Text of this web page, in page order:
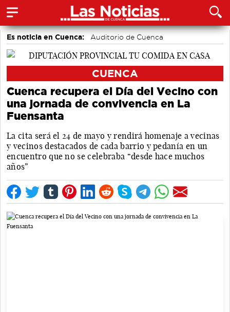
Es noticia en Cuenca: Auditorio de Cuenca
CUENCA
Cuenca recupera el Día del Vecino con
una jornada de convivencia en La
Fuensanta
La cita será el 24 de mayo y rendirá homenaje a vecinas
y vecinos destacados de cada barrio y pedanía en un
encuentro que no se celebraba “desde hace muchos
años”